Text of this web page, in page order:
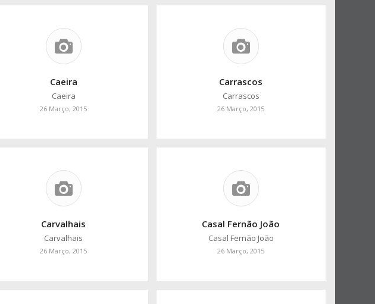
Caeira
Caeira
26 Março, 2015
Carrascos
Carrascos
26 Março, 2015
Carvalhais
Carvalhais
26 Março, 2015
Casal Fernão João
Casal Fernão João
26 Março, 2015